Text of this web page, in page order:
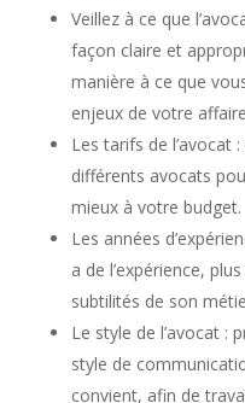
Veillez à ce que
façon claire et
manière à ce que
enjeux de votre
Les tarifs de l’avocat
différents avocats
mieux à votre budget.
Les années
a de l’expérience,
subtilités de son
Le style de l’avocat :
style de
convient, afin de